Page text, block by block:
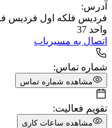
آدرس:
واحد 37
اتصال به مسیریاب
شماره تماس:
مشاهده شماره تماس
تقویم فعالیت:
مشاهده ساعات کاری